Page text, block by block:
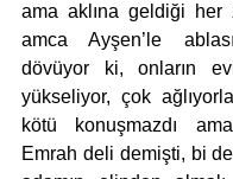
ama aklına geldiği her
amca Ayşen’le
dövüyor ki, onların
yükseliyor, çok
kötü konuşmazdı
Emrah deli demişti, bi